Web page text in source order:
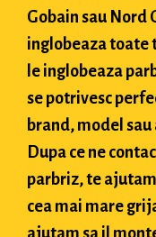
Gobain sau Nord
inglobeaza toate
le inglobeaza
se potrivesc
brand, model sau
Dupa ce ne
parbriz, te
cea mai mare